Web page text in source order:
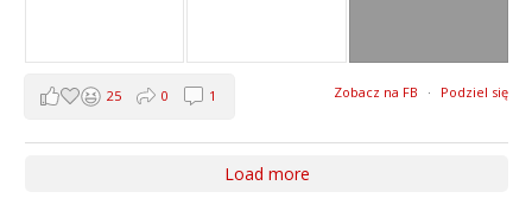
Zobacz na FB · Podziel się
25 0 1
Load more